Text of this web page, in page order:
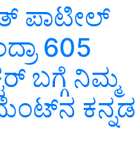
ಪಾಟೀಲ್
605
ಬಗ್ಗೆ ನಿಮ್ಮ
ಕನ್ನಡ